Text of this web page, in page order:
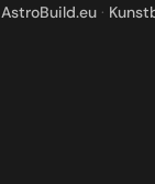
AstroBuild.eu ·